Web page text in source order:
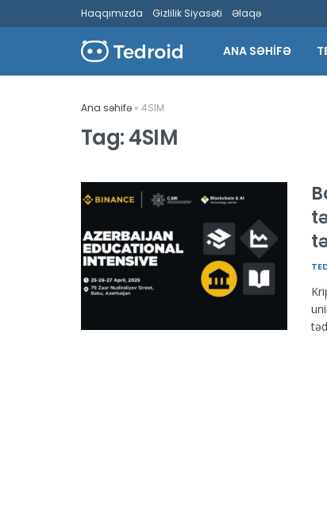
Haqqımızda Gizlilik Siyasəti Əlaqə
ANA SƏHİFƏ
Ana səhifə » 4SIM
Tag:4SIM